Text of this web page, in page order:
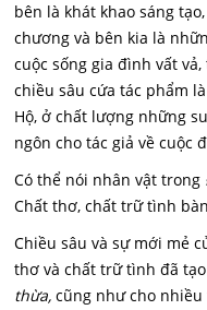
bên là khát khao sáng
chương và bên kia là
cuộc sống gia đình vất
chiều sâu cứa tác phẩm
Hộ, ở chất lượng những
ngôn cho tác giả về cuộc
Có thể nói nhân vật trong
Chất thơ, chất trữ tình
Chiều sâu và sự mới mẻ
thơ và chất trữ tình đã
thừa, cũng như cho nhiều